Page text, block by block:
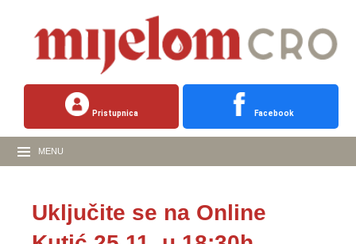
Pristupnica Facebook
MENU
Uključite se na Online